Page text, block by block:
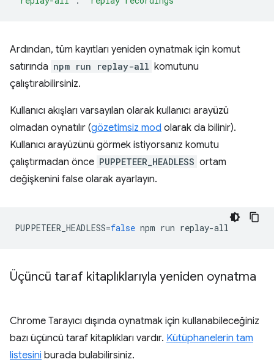
Ardından, tüm kayıtları yeniden oynatmak için komut
satırında npm run replay-all komutunu
çalıştırabilirsiniz.
Kullanıcı akışları varsayılan olarak kullanıcı arayüzü
olmadan oynatılır (gözetimsiz mod olarak da bilinir).
Kullanıcı arayüzünü görmek istiyorsanız komutu
çalıştırmadan önce PUPPETEER_HEADLESS ortam
değişkenini false olarak ayarlayın.
PUPPETEER_HEADLESS=false npm run replay-all
Üçüncü taraf kitaplıklarıyla yeniden oynatma
Chrome Tarayıcı dışında oynatmak için kullanabileceğiniz
bazı üçüncü taraf kitaplıkları vardır. Kütüphanelerin tam
listesini burada bulabilirsiniz.